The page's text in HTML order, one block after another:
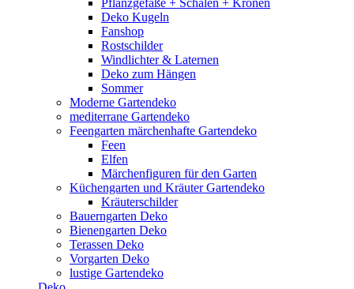
Pflanzgefäße + Schalen + Kronen
Deko Kugeln
Fanshop
Rostschilder
Windlichter & Laternen
Deko zum Hängen
Sommer
Moderne Gartendeko
mediterrane Gartendeko
Feengarten märchenhafte Gartendeko
Feen
Elfen
Märchenfiguren für den Garten
Küchengarten und Kräuter Gartendeko
Kräuterschilder
Bauerngarten Deko
Bienengarten Deko
Terassen Deko
Vorgarten Deko
lustige Gartendeko